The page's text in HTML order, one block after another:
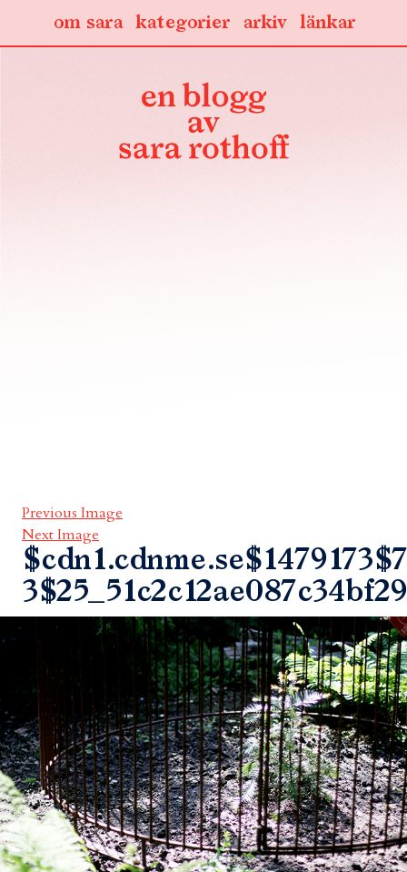
länkar
arkiv
kategorier
om sara
Previous Image
Next Image